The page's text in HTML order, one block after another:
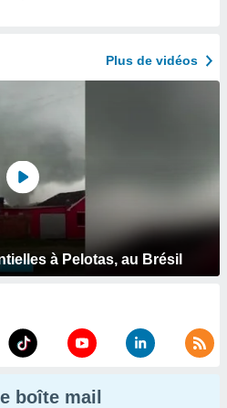
Plus de vidéos
à Pelotas, au Brésil
boîte mail